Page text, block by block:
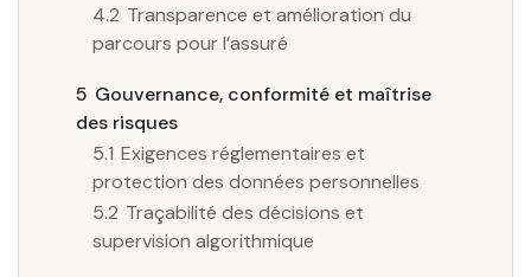
4.2 Transparence et amélioration du
parcours pour l’assuré
5 Gouvernance, conformité et maîtrise
des risques
5.1 Exigences réglementaires et
protection des données personnelles
5.2 Traçabilité des décisions et
supervision algorithmique